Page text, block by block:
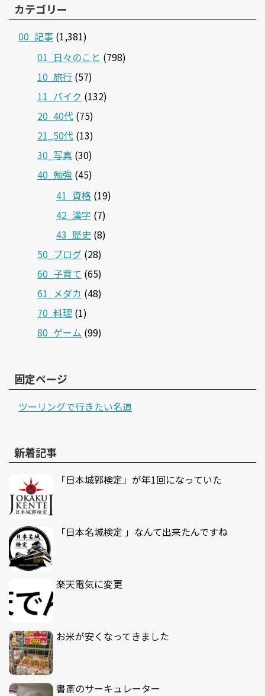
カテゴリー
00_記事 (1,381)
01_日々のこと (798)
10_旅行 (57)
11_バイク (132)
20_40代 (75)
21‗50代 (13)
30_写真 (30)
40_勉強 (45)
41_資格 (19)
42_漢字 (7)
43_歴史 (8)
50_ブログ (28)
60_子育て (65)
61_メダカ (48)
70_料理 (1)
80_ゲーム (99)
固定ページ
ツーリングで行きたい名道
新着記事
「日本城郭検定」が年1回になっていた
「日本名城検定 」なんて出来たんですね
楽天電気に変更
お米が安くなってきました
書斎のサーキュレーター